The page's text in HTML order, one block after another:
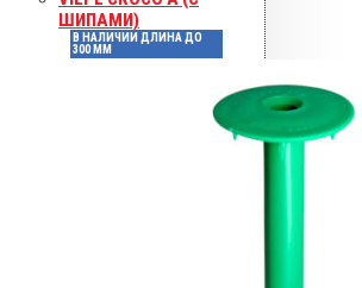
ШИПАМИ)
В НАЛИЧИИ ДЛИНА ДО
300 ММ
Материал изготовления EPDM
Всегда в